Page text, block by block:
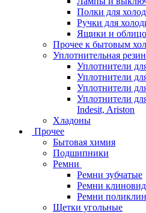
Полки для
Ручки для
Ящики и
Прочее к бытовым
Уплотнительная
Уплотнители
Уплотнители
Уплотнители
Уплотнители
Indesit, Ariston
Хладоны
Прочее
Бытовая химия
Подшипники
Ремни
Ремни зубчатые
Ремни
Ремни
Щетки угольные